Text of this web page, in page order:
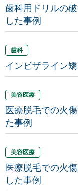
歯科用ドリルの
した事例
歯科
インビザライン
美容医療
医療脱毛での火
た事例
美容医療
医療脱毛での火
した事例